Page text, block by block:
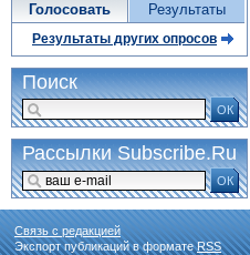
Голосовать Результаты
Результаты других опросов
Поиск
ОК
Рассылки Subscribe.Ru
ОК
Связь с редакцией
Экспорт публикаций в форматеRSS